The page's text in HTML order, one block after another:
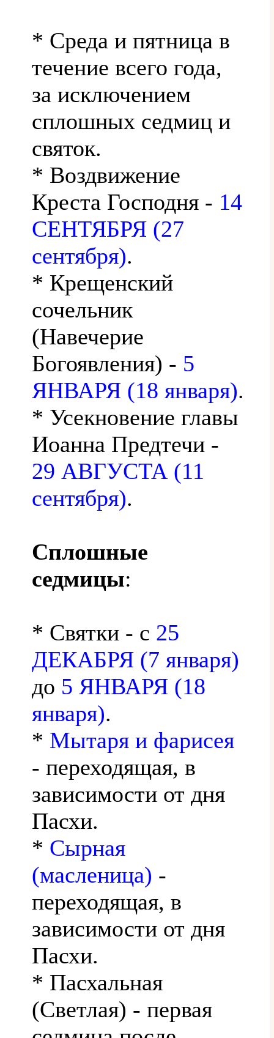
* Среда и пятница в
течение всего года,
за исключением
сплошных седмиц и
святок.
* Воздвижение
Креста Господня - 14
СЕНТЯБРЯ (27
сентября).
* Крещенский
сочельник
(Навечерие
Богоявления) - 5
ЯНВАРЯ (18 января).
* Усекновение главы
Иоанна Предтечи -
29 АВГУСТА (11
сентября).
Сплошные
седмицы:
* Святки - с 25
ДЕКАБРЯ (7 января)
до 5 ЯНВАРЯ (18
января).
* Мытаря и фарисея
- переходящая, в
зависимости от дня
Пасхи.
* Сырная
(масленица) -
переходящая, в
зависимости от дня
Пасхи.
* Пасхальная
(Светлая) - первая